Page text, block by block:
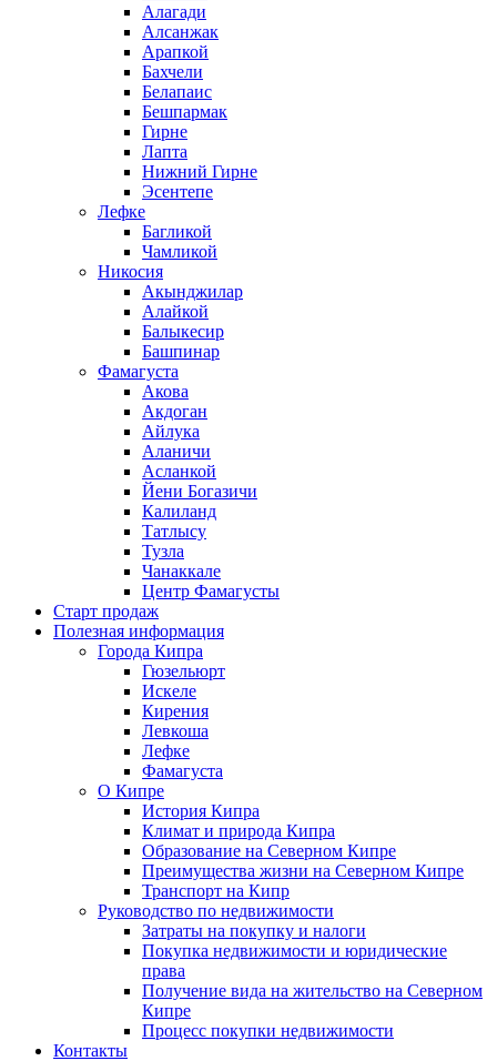
Алагади
Алсанжак
Арапкой
Бахчели
Белапаис
Бешпармак
Гирне
Лапта
Нижний Гирне
Эсентепе
Лефке
Багликой
Чамликой
Никосия
Акынджилар
Алайкой
Балыкесир
Башпинар
Фамагуста
Акова
Акдоган
Айлука
Аланичи
Асланкой
Йени Богазичи
Калиланд
Татлысу
Тузла
Чанаккале
Центр Фамагусты
Старт продаж
Полезная информация
Города Кипра
Гюзельюрт
Искеле
Кирения
Левкоша
Лефке
Фамагуста
О Кипре
История Кипра
Климат и природа Кипра
Образование на Северном Кипре
Преимущества жизни на Северном Кипре
Транспорт на Кипр
Руководство по недвижимости
Затраты на покупку и налоги
Покупка недвижимости и юридические
права
Получение вида на жительство на Северном
Кипре
Процесс покупки недвижимости
Контакты